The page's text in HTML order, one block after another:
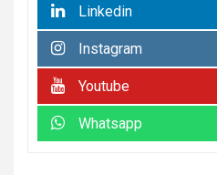
Linkedin
Instagram
Youtube
Whatsapp
6
कोटवाल
गुहार कई